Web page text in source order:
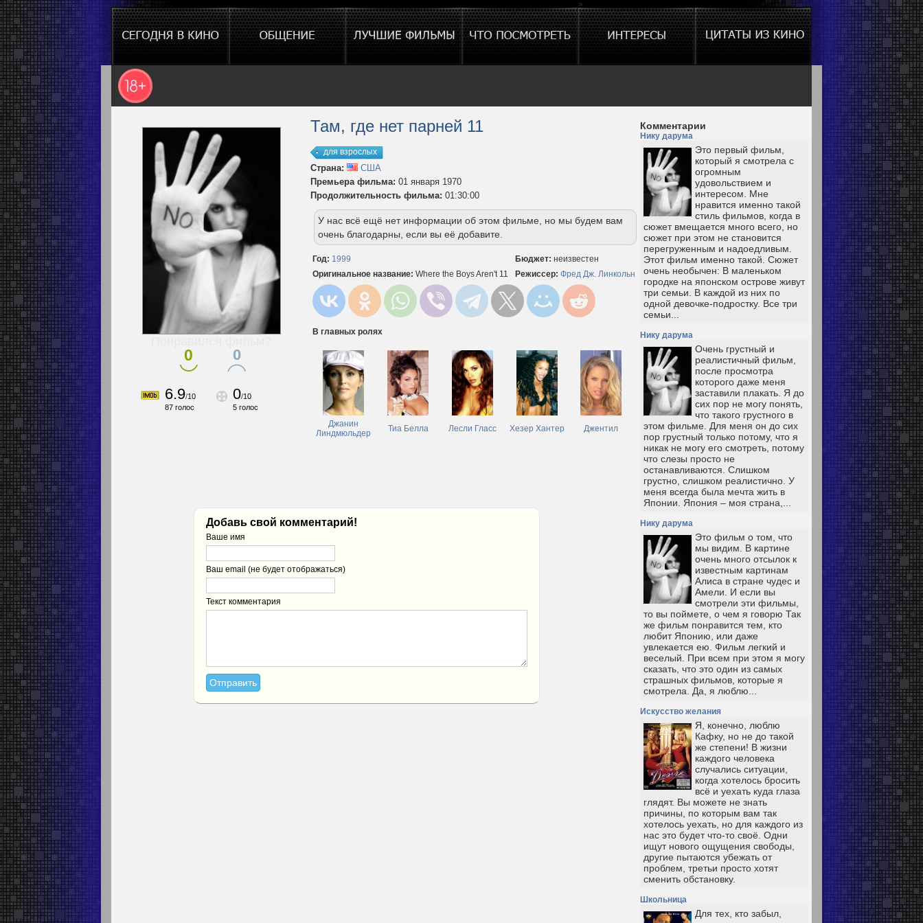
>
0 0
6.9/10
87 голос
0/10
5 голос
Там, где нет парней 11
для взрослых
Страна:
США
Премьера фильма: 01 января 1970
Продолжительность фильма: 01:30:00
У нас всё ещё нет информации об этом фильме, но мы будем вам
очень благодарны, если вы её добавите.
Год: 1999 Бюджет: неизвестен
Оригинальное название: Where the Boys Aren't 11 Режиссер: Фред Дж. Линкольн
В главных ролях
Джанин
Линдмюльдер
Тиа Белла Лесли Гласс Хезер Хантер Джентил
Добавь свой комментарий!
Ваше имя
Ваш email (не будет отображаться)
Текст комментария
Комментарии
Нику дарума
Это первый фильм,
который я смотрела с
огромным
удовольствием и
интересом. Мне
нравится именно такой
стиль фильмов, когда в
сюжет вмещается много всего, но
сюжет при этом не становится
перегруженным и надоедливым.
Этот фильм именно такой. Сюжет
очень необычен: В маленьком
городке на японском острове живут
три семьи. В каждой из них по
одной девочке-подростку. Все три
семьи...
Нику дарума
Очень грустный и
реалистичный фильм,
после просмотра
которого даже меня
заставили плакать. Я до
сих пор не могу понять,
что такого грустного в
этом фильме. Для меня он до сих
пор грустный только потому, что я
никак не могу его смотреть, потому
что слезы просто не
останавливаются. Слишком
грустно, слишком реалистично. У
меня всегда была мечта жить в
Японии. Япония – моя страна,...
Нику дарума
Это фильм о том, что
мы видим. В картине
очень много отсылок к
известным картинам
Алиса в стране чудес и
Амели. И если вы
смотрели эти фильмы,
то вы поймете, о чем я говорю Так
же фильм понравится тем, кто
любит Японию, или даже
увлекается ею. Фильм легкий и
веселый. При всем при этом я могу
сказать, что это один из самых
страшных фильмов, которые я
смотрела. Да, я люблю...
Искусство желания
Я, конечно, люблю
Кафку, но не до такой
же степени! В жизни
каждого человека
случались ситуации,
когда хотелось бросить
всё и уехать куда глаза
глядят. Вы можете не знать
причины, по которым вам так
хотелось уехать, но для каждого из
нас это будет что-то своё. Одни
ищут нового ощущения свободы,
другие пытаются убежать от
проблем, третьи просто хотят
сменить обстановку.
Школьница
Для тех, кто забыл,